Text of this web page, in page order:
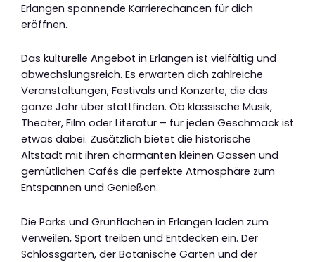
Erlangen spannende Karrierechancen für dich
eröffnen.
Das kulturelle Angebot in Erlangen ist vielfältig und
abwechslungsreich. Es erwarten dich zahlreiche
Veranstaltungen, Festivals und Konzerte, die das
ganze Jahr über stattfinden. Ob klassische Musik,
Theater, Film oder Literatur – für jeden Geschmack ist
etwas dabei. Zusätzlich bietet die historische
Altstadt mit ihren charmanten kleinen Gassen und
gemütlichen Cafés die perfekte Atmosphäre zum
Entspannen und Genießen.
Die Parks und Grünflächen in Erlangen laden zum
Verweilen, Sport treiben und Entdecken ein. Der
Schlossgarten, der Botanische Garten und der